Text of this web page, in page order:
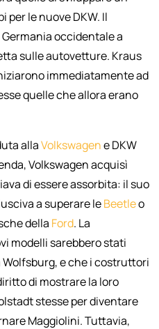
per le nuove DKW. Il
occidentale a
sulle autovetture. Kraus
immediatamente ad
quelle che allora erano
allaVolkswagene DKW
Volkswagen acquisì
di essere assorbita: il suo
a superare leBeetleo
della Ford. La
modelli sarebbero stati
e che i costruttori
di mostrare la loro
stesse per diventare
Maggiolini. Tuttavia,